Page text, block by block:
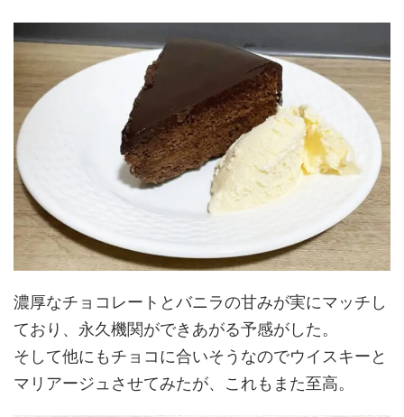
濃厚なチョコレートとバニラの甘みが実にマッチし
ており、永久機関ができあがる予感がした。
そして他にもチョコに合いそうなのでウイスキーと
マリアージュさせてみたが、これもまた至高。